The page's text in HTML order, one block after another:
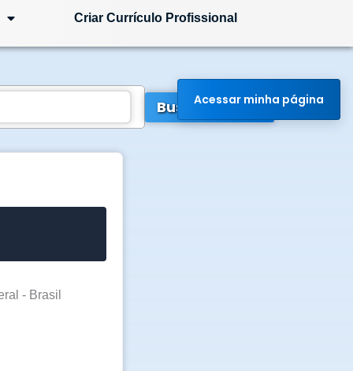
Criar Currículo Profissional
Buscar Vagas
- Brasil
Acessar minha página